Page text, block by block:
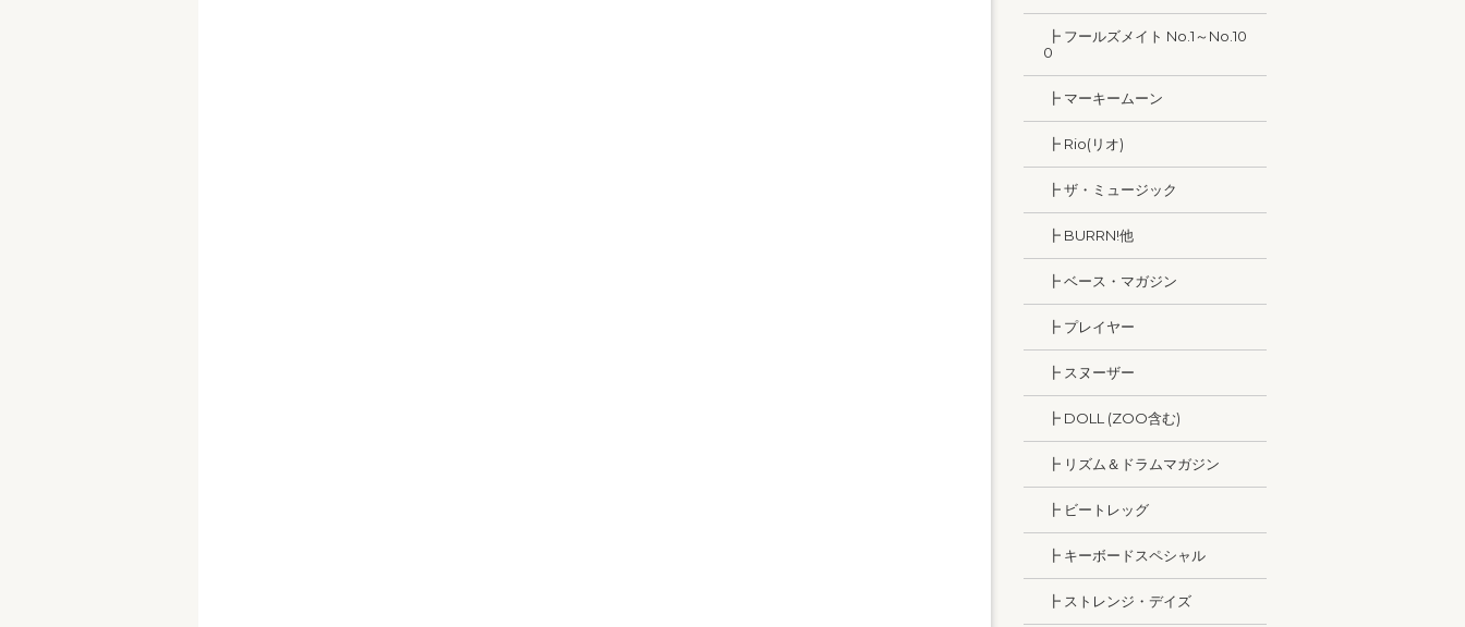
┣ フールズメイト No.1～No.10
0
┣ マーキームーン
┣ Rio(リオ)
┣ ザ・ミュージック
┣ BURRN!他
┣ ベース・マガジン
┣ プレイヤー
┣ スヌーザー
┣ DOLL (ZOO含む)
┣ リズム＆ドラムマガジン
┣ ビートレッグ
┣ キーボードスペシャル
┣ ストレンジ・デイズ